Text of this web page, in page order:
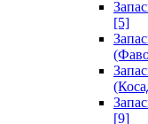
[5]
[9]